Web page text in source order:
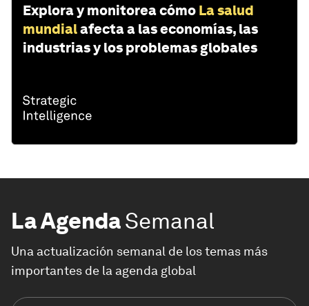
Explora y monitorea cómo La salud
mundialafecta a las economías, las
industrias y los problemas globales
La AgendaSemanal
Una actualización semanal de los temas más
importantes de la agenda global